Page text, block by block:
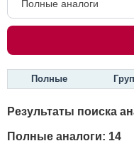
Полные
Результаты поиска
Полные аналоги: 14